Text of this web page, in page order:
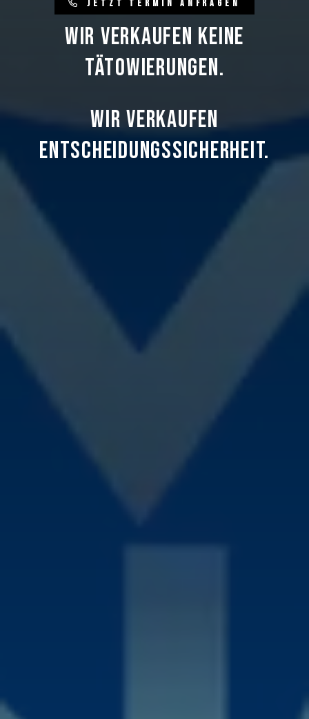
J e t z t T e r m n a n f ra g e n
WIR VERKAUFEN KEINE
TÄTOWIERUNGEN.
WIR VERKAUFEN
ENTSCHEIDUNGSSICHERHEIT.